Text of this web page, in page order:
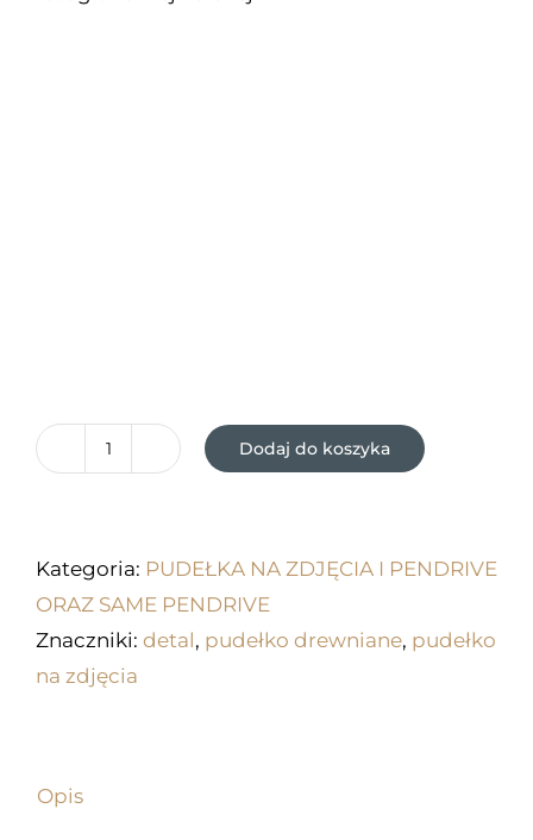
DO
30
ZDJĘĆ
15X23
Dodaj do koszyka
Kategoria: PUDEŁKA NA ZDJĘCIA I PENDRIVE
ORAZ SAME PENDRIVE
Znaczniki: detal, pudełko drewniane, pudełko
na zdjęcia
Opis